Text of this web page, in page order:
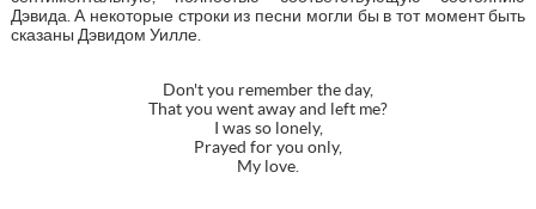
Дэвида. А некоторые строки из песни могли бы в тот момент быть
сказаны Дэвидом Уилле.
Don't you remember the day,
That you went away and left me?
I was so lonely,
Prayed for you only,
My love.